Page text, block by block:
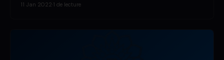
11 Jan 2022 1 de lecture